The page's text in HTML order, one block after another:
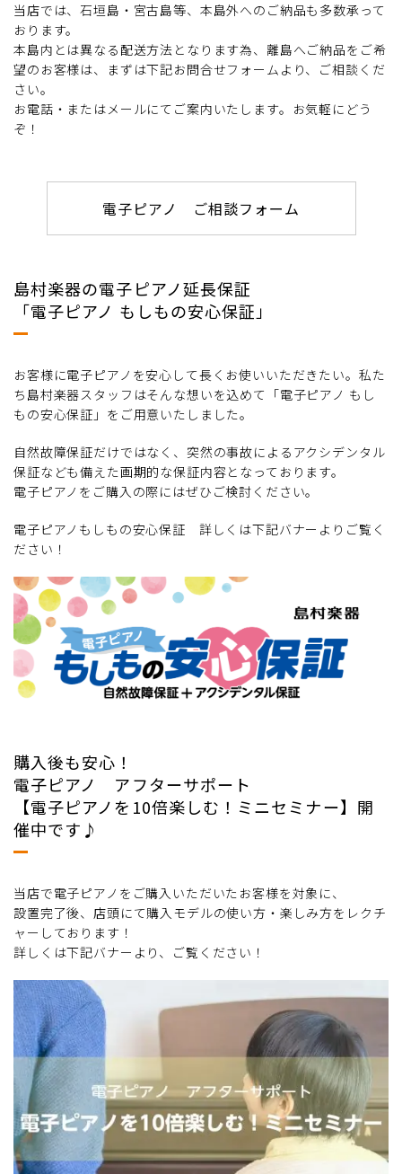
当店では、石垣島・宮古島等、本島外へのご納品も多数承って
おります。
本島内とは異なる配送方法となります為、離島へご納品をご希
望のお客様は、まずは下記お問合せフォームより、ご相談くだ
さい。
お電話・またはメールにてご案内いたします。お気軽にどう
ぞ！
電子ピアノ ご相談フォーム
島村楽器の電子ピアノ延長保証
「電子ピアノ もしもの安心保証」
お客様に電子ピアノを安心して長くお使いいただきたい。私た
ち島村楽器スタッフはそんな想いを込めて「電子ピアノ もし
もの安心保証」をご用意いたしました。
自然故障保証だけではなく、突然の事故によるアクシデンタル
保証なども備えた画期的な保証内容となっております。
電子ピアノをご購入の際にはぜひご検討ください。
電子ピアノもしもの安心保証 詳しくは下記バナーよりご覧く
ださい！
購入後も安心！
電子ピアノ アフターサポート
【電子ピアノを10倍楽しむ！ミニセミナー】開
催中です♪
当店で電子ピアノをご購入いただいたお客様を対象に、
設置完了後、店頭にて購入モデルの使い方・楽しみ方をレクチ
ャーしております！
詳しくは下記バナーより、ご覧ください！